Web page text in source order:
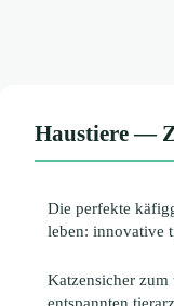
Haustiere —
Die perfekte
leben: innovative
Katzensicher zum